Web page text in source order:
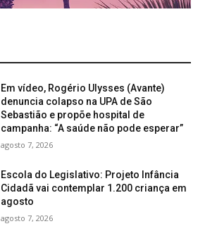
Em vídeo, Rogério Ulysses (Avante)
denuncia colapso na UPA de São
Sebastião e propõe hospital de
campanha: “A saúde não pode esperar”
agosto 7, 2026
Escola do Legislativo: Projeto Infância
Cidadã vai contemplar 1.200 criança em
agosto
agosto 7, 2026